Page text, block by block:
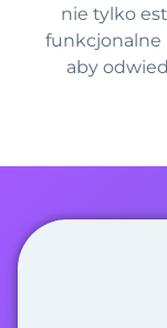
nie tylko
funkcjonalne
aby